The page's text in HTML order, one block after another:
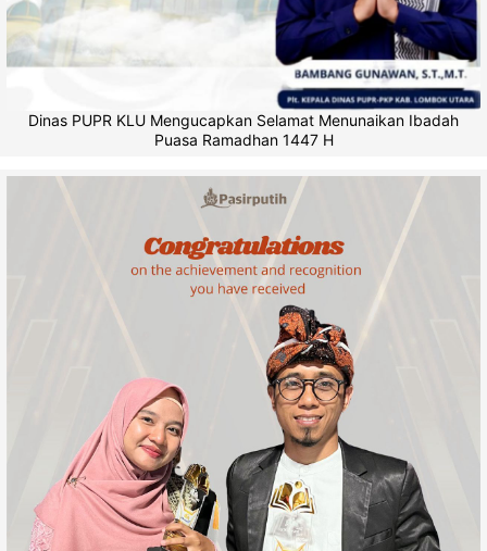
Dinas PUPR KLU Mengucapkan Selamat Menunaikan Ibadah
Puasa Ramadhan 1447 H